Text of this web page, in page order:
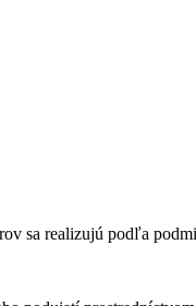
sa realizujú podľa